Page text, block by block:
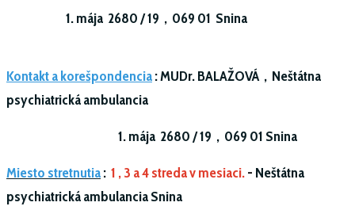
1. mája 2680 / 19 , 069 01 Snina
Kontakt a korešpondencia:MUDr. BALAŽOVÁ , Neštátna
psychiatrická ambulancia
1. mája 2680 / 19 , 069 01 Snina
Miesto stretnutia: 1 , 3 a 4 streda v mesiaci.- Neštátna
psychiatrická ambulancia Snina